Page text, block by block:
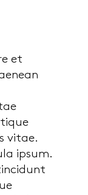
et
vitae.
ipsum.